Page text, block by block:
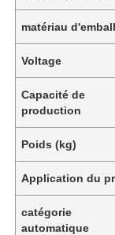
matériau
Voltage
Capacité de
production
Poids (kg)
Application du
catégorie
automatique